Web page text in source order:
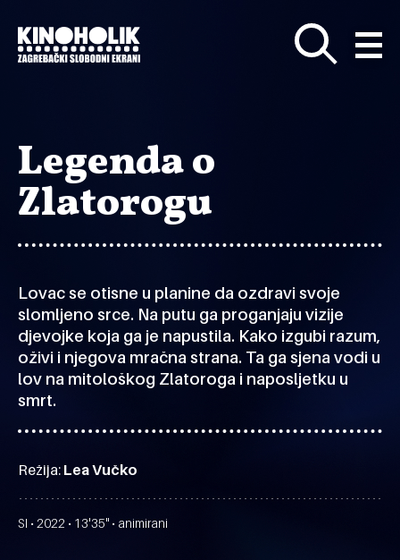
glavni
sadržaj
Legenda o
Zlatorogu
Lovac se otisne u planine da ozdravi svoje
slomljeno srce. Na putu ga proganjaju vizije
djevojke koja ga je napustila. Kako izgubi razum,
oživi i njegova mračna strana. Ta ga sjena vodi u
lov na mitološkog Zlatoroga i naposljetku u
smrt.
Režija: Lea Vučko
SI • 2022 • 13'35" • animirani